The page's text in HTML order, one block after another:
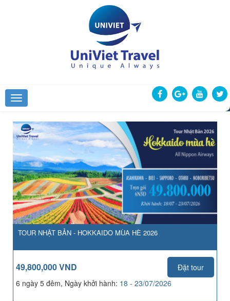
TOUR NHẬT BẢN - HOKKAIDO MÙA HÈ 2026
49,800,000 VND
Đặt tour
6 ngày 5 đêm, Ngày khởi hành: 18 - 23/07/2026